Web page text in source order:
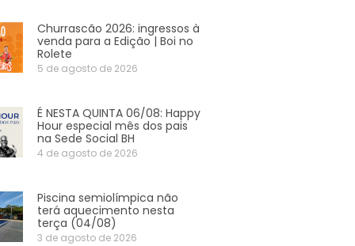
Churrascão 2026: ingressos à
venda para a Edição | Boi no
Rolete
5 de agosto de 2026
É NESTA QUINTA 06/08: Happy
Hour especial mês dos pais
na Sede Social BH
4 de agosto de 2026
Piscina semiolímpica não
terá aquecimento nesta
terça (04/08)
3 de agosto de 2026